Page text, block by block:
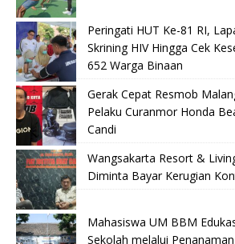
Peringati HUT Ke-81 RI,
Skrining HIV Hingga Cek
652 Warga Binaan
Gerak Cepat Resmob
Pelaku Curanmor Honda
Candi
Wangsakarta Resort &
Diminta Bayar Kerugian
Mahasiswa UM BBM
Sekolah melalui